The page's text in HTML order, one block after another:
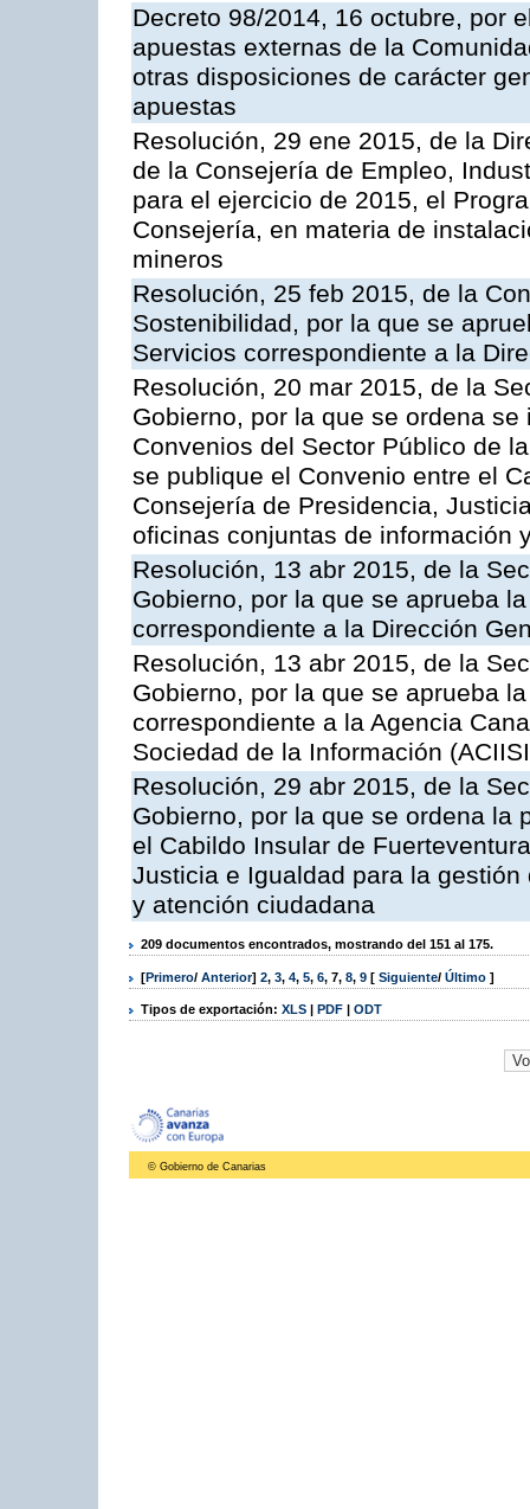
Decreto 98/2014, 16 octubre, por
apuestas externas de la
otras disposiciones de carácter
apuestas
Resolución, 29 ene 2015, de la
de la Consejería de Empleo,
para el ejercicio de 2015, el
Consejería, en materia de
mineros
Resolución, 25 feb 2015, de la
Sostenibilidad, por la que se
Servicios correspondiente a la
Resolución, 20 mar 2015, de la
Gobierno, por la que se ordena
Convenios del Sector Público de
se publique el Convenio entre el
Consejería de Presidencia,
oficinas conjuntas de información
Resolución, 13 abr 2015, de la
Gobierno, por la que se aprueba
correspondiente a la Dirección
Resolución, 13 abr 2015, de la
Gobierno, por la que se aprueba
correspondiente a la Agencia
Sociedad de la Información
Resolución, 29 abr 2015, de la
Gobierno, por la que se ordena la
el Cabildo Insular de
Justicia e Igualdad para la
y atención ciudadana
209 documentos encontrados, mostrando del 151 al 175.
[Primero/ Anterior] 2, 3, 4, 5, 6, 7, 8, 9 [ Siguiente/ Último ]
Tipos de exportación: XLS | PDF | ODT
© Gobierno de Canarias